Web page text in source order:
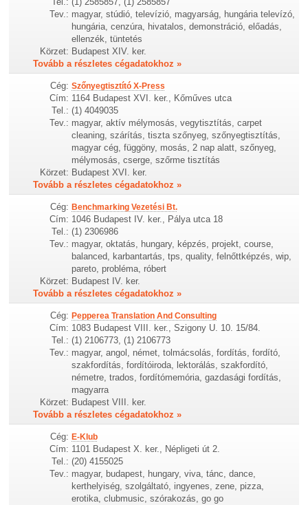
Tev.: magyar, stúdió, televízió, magyarság, hungária televízó,
hungária, cenzúra, hivatalos, demonstráció, előadás,
ellenzék, tüntetés
Körzet: Budapest XIV. ker.
Tovább a részletes cégadatokhoz »
Cég: Szőnyegtisztító X-Press
Cím: 1164 Budapest XVI. ker., Kőműves utca
Tel.: (1) 4049035
Tev.: magyar, aktív mélymosás, vegytisztítás, carpet
cleaning, szárítás, tiszta szőnyeg, szőnyegtisztítás,
magyar cég, függöny, mosás, 2 nap alatt, szőnyeg,
mélymosás, cserge, szőrme tisztítás
Körzet: Budapest XVI. ker.
Tovább a részletes cégadatokhoz »
Cég: Benchmarking Vezetési Bt.
Cím: 1046 Budapest IV. ker., Pálya utca 18
Tel.: (1) 2306986
Tev.: magyar, oktatás, hungary, képzés, projekt, course,
balanced, karbantartás, tps, quality, felnőttképzés, wip,
pareto, probléma, róbert
Körzet: Budapest IV. ker.
Tovább a részletes cégadatokhoz »
Cég: Pepperea Translation And Consulting
Cím: 1083 Budapest VIII. ker., Szigony U. 10. 15/84.
Tel.: (1) 2106773, (1) 2106773
Tev.: magyar, angol, német, tolmácsolás, fordítás, fordító,
szakfordítás, fordítóiroda, lektorálás, szakfordító,
németre, trados, fordítómemória, gazdasági fordítás,
magyarra
Körzet: Budapest VIII. ker.
Tovább a részletes cégadatokhoz »
Cég: E-Klub
Cím: 1101 Budapest X. ker., Népligeti út 2.
Tel.: (20) 4155025
Tev.: magyar, budapest, hungary, viva, tánc, dance,
kerthelyiség, szolgáltató, ingyenes, zene, pizza,
erotika, clubmusic, szórakozás, go go